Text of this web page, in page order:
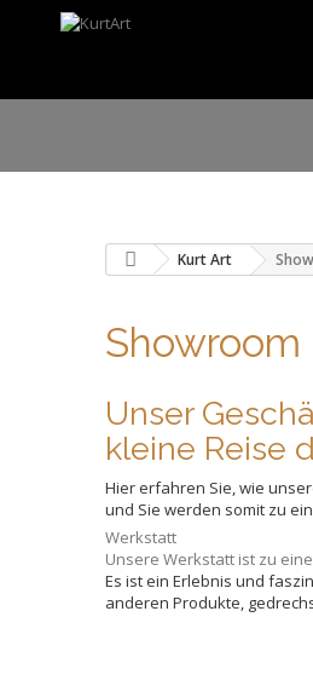
Kurt Art
Showroom
Unser
kleine Reise
Hier erfahren Sie, wie
und Sie werden somit zu
Werkstatt
Unsere Werkstatt ist zu
Es ist ein Erlebnis und
anderen Produkte,